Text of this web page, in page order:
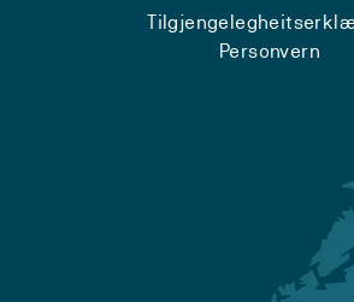
Personvern